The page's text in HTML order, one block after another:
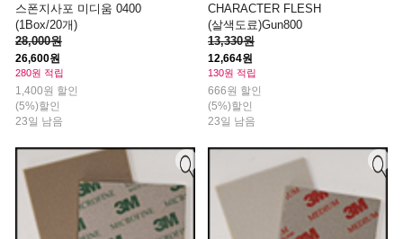
스폰지사포 미디움 0400
(1Box/20개)
28,000원
26,600원
280원 적립
1,400원 할인
(5%)할인
23일 남음
CHARACTER FLESH
(살색도료)Gun800
13,330원
12,664원
130원 적립
666원 할인
(5%)할인
23일 남음